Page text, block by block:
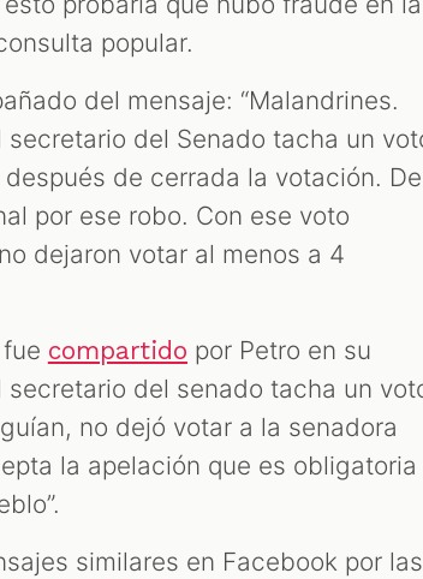
popular.
del mensaje: “Malandrines.
del Senado tacha un
de cerrada la votación. De
por ese robo. Con ese voto
dejaron votar al menos a 4
compartido por Petro en su
secretario del senado tacha un
no dejó votar a la senadora
la apelación que es obligatoria
similares en Facebook por las